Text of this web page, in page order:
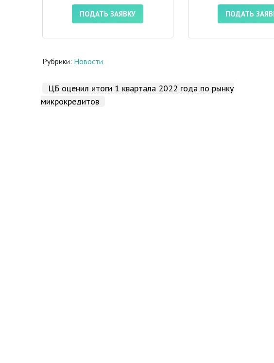
ПОДАТЬ ЗАЯВКУ ПОДАТЬ
Рубрики: Новости
ЦБ оценил итоги 1 квартала 2022 года по рынку
микрокредитов